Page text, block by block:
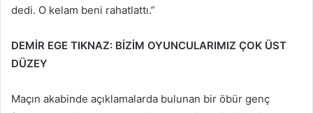
dedi. O kelam beni rahatlattı.”
DEMİR EGE TIKNAZ: BİZİM OYUNCULARIMIZ ÇOK ÜST
DÜZEY
Maçın akabinde açıklamalarda bulunan bir öbür genç